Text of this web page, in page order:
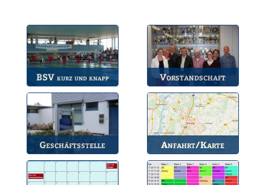
BSV kurz und knapp
Die wichtigsten Infos
zum BSV.
Vorstandschaft
Unsere amtierende
Vorstandschaft.
Geschäftsstelle
Anlaufstelle für alle
Anfahrt/Karte
So können Sie uns
erreichen.